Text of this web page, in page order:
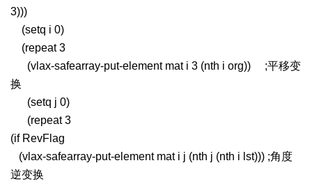
3)))
(setq i 0)
(repeat 3
(vlax-safearray-put-element mat i 3 (nth i org)) ;平移变
换
(setq j 0)
(repeat 3
(if RevFlag
(vlax-safearray-put-element mat i j (nth j (nth i lst))) ;角度
逆变换